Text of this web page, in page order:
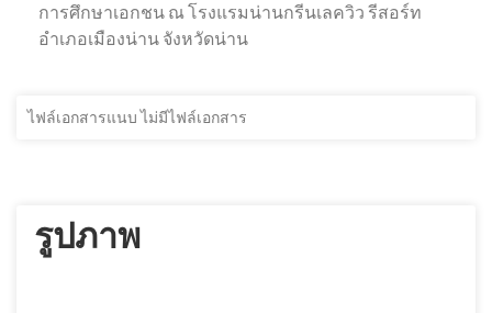
การศึกษาเอกชน ณ โรงแรมน่านกรีนเลควิว รีสอร์ท
อำเภอเมืองน่าน จังหวัดน่าน
ไฟล์เอกสารแนบ ไม่มีไฟล์เอกสาร
รูปภาพ